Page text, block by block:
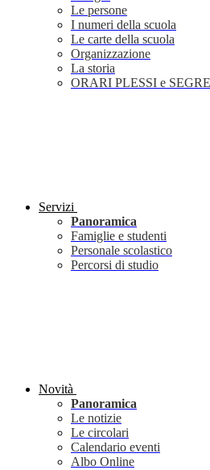
Le persone
I numeri della scuola
Le carte della scuola
Organizzazione
La storia
ORARI PLESSI e
Servizi
Panoramica
Famiglie e studenti
Personale scolastico
Percorsi di studio
Novità
Panoramica
Le notizie
Le circolari
Calendario eventi
Albo Online